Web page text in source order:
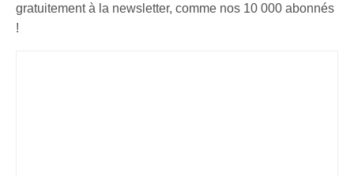
gratuitement à la newsletter, comme nos 10 000 abonnés
!